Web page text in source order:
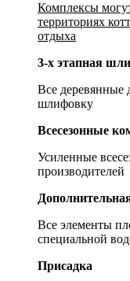
Комплексы
территориях
отдыха
3-х этапная
Все деревянные
шлифовку
Всесезонные
Усиленные
производителей
Все элементы
специальной
Присадка